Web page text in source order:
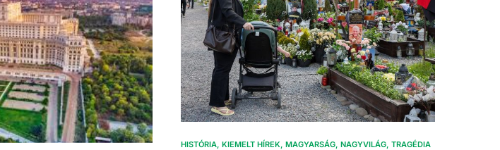
HISTÓRIA KIEMELT HÍREK MAGYARSÁG NAGYVILÁG TRAGÉDIA